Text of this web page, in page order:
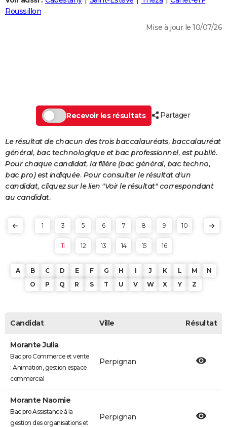
Destinations
City break
Voyage nature
Voyage de noces
Forum
Climat
+
PHOTO
Dictionnaire
PROGRAMME TV
S'inscrire
Se connecter
Lycées
Collèges
Primaires
Universités
Entreprises
Service militaire
Avis de recherche
AVIS DE DÉCÈS
FORUM
Bricolage
Lifestyle
Culture
Sport
Auto
Television
Voyage
Cinema
Roussillon
Mise à jour le 10/07/26
Recevoir les résultats Partager
Le résultat de chacun des trois baccalauréats, baccalauréat
général, bac technologique et bac professionnel, est publié.
Pour chaque candidat, la filière (bac général, bac techno,
bac pro) est indiquée. Pour consulter le résultat d'un
candidat, cliquez sur le lien "Voir le résultat" correspondant
au candidat.
1 3 5 6 7 8 9 10
11 12 13 14 15 16
A B C D E F G H I J K L M
N
O
P Q R S T U V W X Y Z
Candidat Ville Résultat
Morante Julia
Bac pro Commerce et vente
: Animation, gestion espace
commercial
Perpignan
Morante Naomie
Bac pro Assistance à la
gestion des organisations et
Perpignan